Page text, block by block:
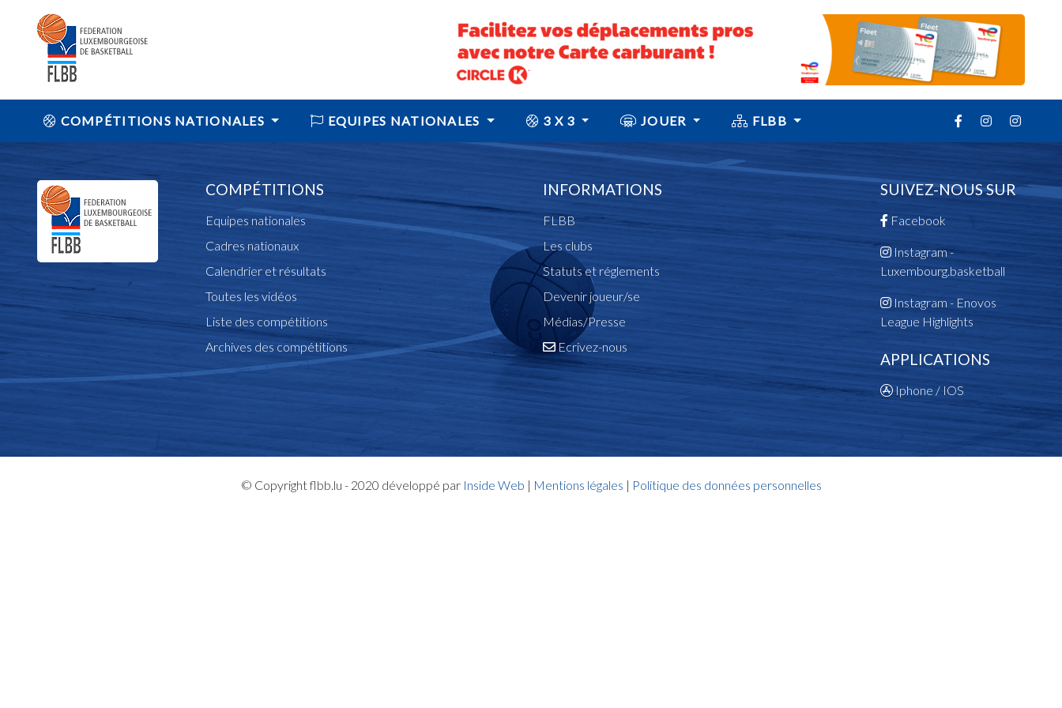
COMPÉTITIONS NATIONALES EQUIPES NATIONALES 3 X 3 JOUER FLBB
COMPÉTITIONS
Equipes nationales
Cadres nationaux
Calendrier et résultats
Toutes les vidéos
Liste des compétitions
Archives des compétitions
INFORMATIONS
FLBB
Les clubs
Statuts et réglements
Devenir joueur/se
Médias/Presse
Ecrivez-nous
SUIVEZ-NOUS SUR
Facebook
Instagram -
Luxembourg.basketball
Instagram - Enovos
League Highlights
APPLICATIONS
Iphone / IOS
© Copyright flbb.lu - 2020 développé par Inside Web | Mentions légales | Politique des données personnelles